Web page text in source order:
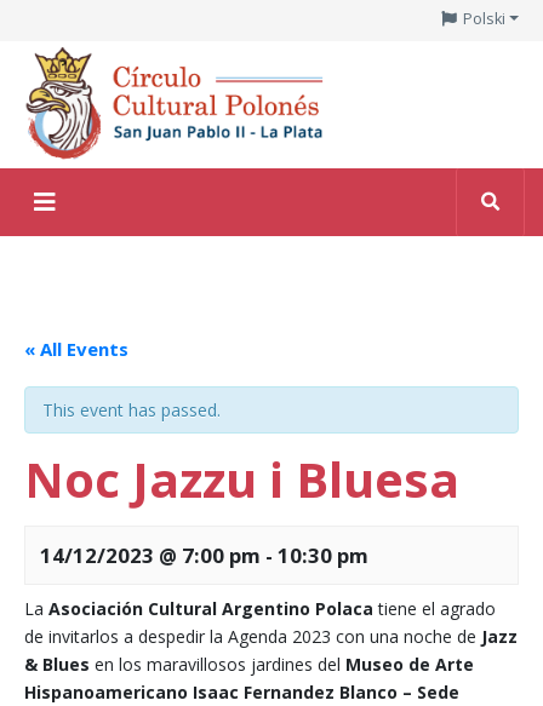
Polski
« All Events
This event has passed.
Noc Jazzu i Bluesa
14/12/2023 @ 7:00 pm - 10:30 pm
La Asociación Cultural Argentino Polaca tiene el agrado
de invitarlos a despedir la Agenda 2023 con una noche de Jazz
& Blues en los maravillosos jardines del Museo de Arte
Hispanoamericano Isaac Fernandez Blanco – Sede